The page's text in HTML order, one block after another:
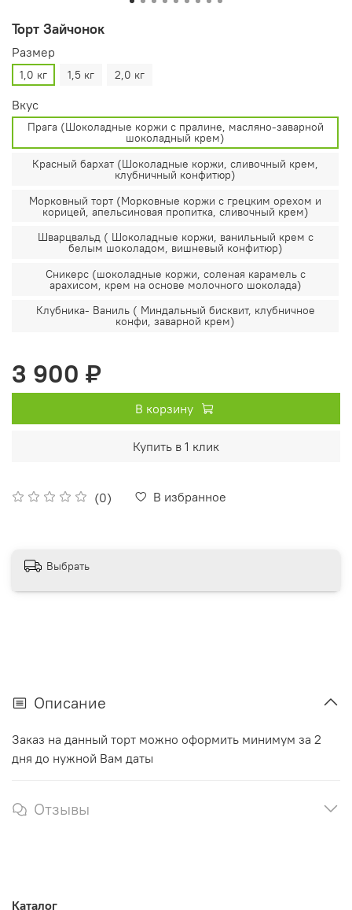
Торт Зайчонок
(0) В избранное
Размер
1,0 кг 1,5 кг 2,0 кг
Вкус
Прага (Шоколадные коржи с пралине, масляно-заварной
шоколадный крем)
Красный бархат (Шоколадные коржи, сливочный крем,
клубничный конфитюр)
Морковный торт (Морковные коржи с грецким орехом и
корицей, апельсиновая пропитка, сливочный крем)
Шварцвальд ( Шоколадные коржи, ванильный крем с
белым шоколадом, вишневый конфитюр)
Сникерс (шоколадные коржи, соленая карамель с
арахисом, крем на основе молочного шоколада)
Клубника- Ваниль ( Миндальный бисквит, клубничное
конфи, заварной крем)
3 900 ₽
В корзину
Купить в 1 клик
Выбрать
Описание
Заказ на данный торт можно оформить минимум за 2
дня до нужной Вам даты
Отзывы
Каталог